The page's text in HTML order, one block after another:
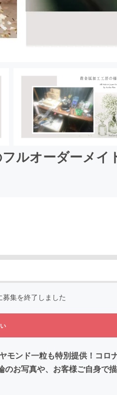
ルオーダーメイ
募集を終了しました
ンド一粒も特別提供！コロ
お写真や、お客様ご自身で